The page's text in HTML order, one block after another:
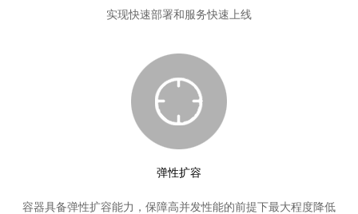
实现快速部署和服务快速上线
弹性扩容
容器具备弹性扩容能力，保障高并发性能的前提下最大程度降低